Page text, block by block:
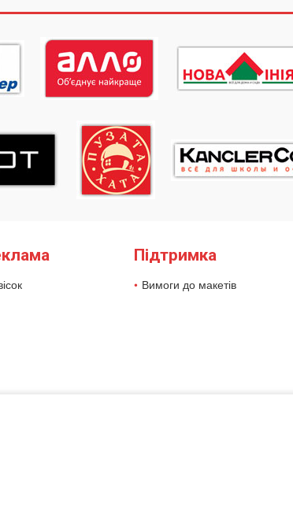
Підтримка
Вимоги до макетів